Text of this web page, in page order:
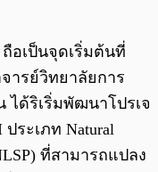
อเป็นจุดเริ่มต้นที่
ารย์วิทยาลัยการ
ด้ริเริ่มพัฒนาโปรเจ
ระเภท Natural
ที่สามารถแปลง